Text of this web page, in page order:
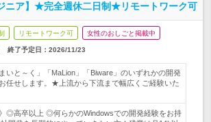
ニア】★完全週休二日制★リモートワーク可
リモートワーク可 女性のおしごと掲載中
終了予定日： 2026/11/23
いと～く」「MaLion」「Biware」のいずれかの開発
任せします。★上流から下流まで幅広くご経験いた
》◎高卒以上 ◎何らかのWindowsでの開発経験をお持